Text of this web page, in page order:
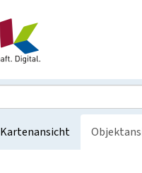
Kartenansicht